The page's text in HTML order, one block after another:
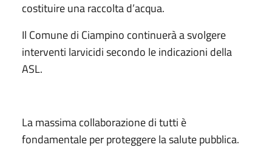
costituire una raccolta d’acqua.
Il Comune di Ciampino continuerà a svolgere
interventi larvicidi secondo le indicazioni della
ASL.
La massima collaborazione di tutti è
fondamentale per proteggere la salute pubblica.